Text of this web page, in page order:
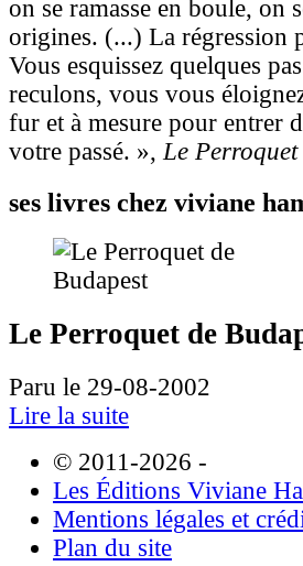
on se ramasse en boule, on
origines. (...) La régression
Vous esquissez quelques
reculons, vous vous
fur et à mesure pour entrer
votre passé. », Le
ses livres chez viviane
Le Perroquet de
Paru le 29-08-2002
Lire la suite
© 2011-2026 -
Les Éditions Viviane
Mentions légales et
Plan du site